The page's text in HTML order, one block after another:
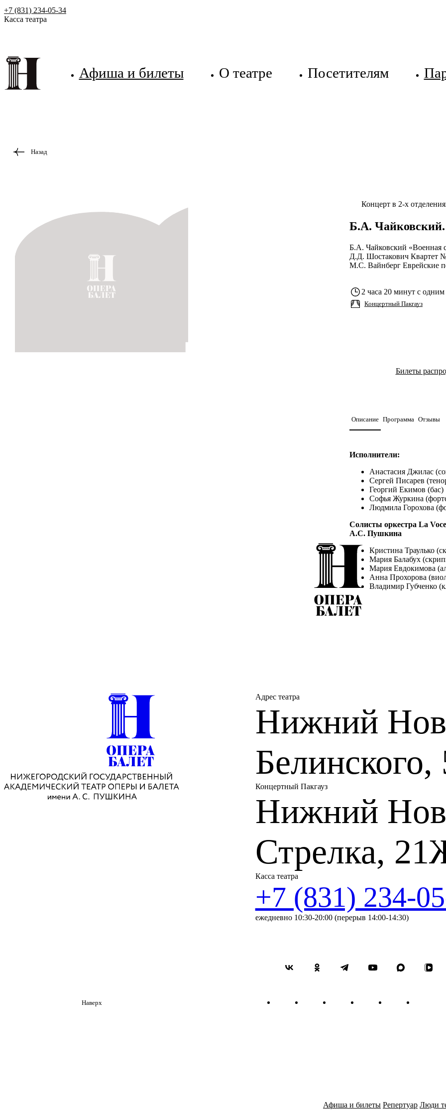
+7 (831) 234-05-34
Касса театра
Афиша и билеты О театре Посетителям
Назад
Концерт в 2-х
Б.А.
Б.А. Чайковский «Военная
Д.Д. Шостакович Квартет
М.С. Вайнберг Еврейские
2 часа 20 минут с одним
Концертный Пакгауз
Билеты
Описание Программа Отзывы
Исполнители:
Анастасия Джилас
Сергей Писарев
Георгий Екимов (бас)
Софья Журкина
Людмила Горохова
Солисты оркестра La
А.С. Пушкина
Кристина Траулько
Мария Балабух
Мария Евдокимова
Анна Прохорова
Владимир Губченко
первым учителем стала
Чайковский становится
война. Консерваторию
композиторов Н.Я.
автором камерной,
из главных тем
единственная опера
симфония композитора —
военных испытаний.
Юрия Нагибина и
ощущаем подлинную
сменились людьми,
которые знают, как тяжело
музыке Чайковского,
струнный квартет,
Композитор добавил
попадание в звуковой и
возможность
звуковую или, скажем,
стараться выявить во
состояние. Время — это не
настрой, это то, чем люди
прошедшим и будущим».
дня в Дрездене.
недалеко от Дрездена,
виолончельного концерта.
оперы «Götterdämmerung»
Наверх
Адрес театра
Нижний
Белинского,
Концертный Пакгауз
Нижний
Стрелка,
Касса театра
+7 (831) 234-
ежедневно 10:30-20:00 (перерыв 14:00-14:30)
Афиша и билеты Репертуар Люди